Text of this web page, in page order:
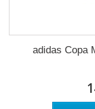
adidas Copa